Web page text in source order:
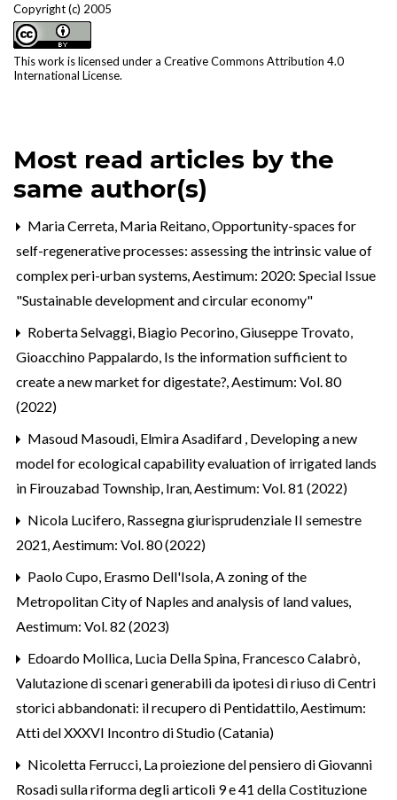
Copyright (c) 2005
This work is licensed under a Creative Commons Attribution 4.0
International License.
Most read articles by the
same author(s)
Maria Cerreta, Maria Reitano,Opportunity-spaces for
self-regenerative processes: assessing the intrinsic value of
complex peri-urban systems,Aestimum: 2020: Special Issue
"Sustainable development and circular economy"
Roberta Selvaggi, Biagio Pecorino, Giuseppe Trovato,
Gioacchino Pappalardo, Is the information sufficient to
create a new market for digestate?,Aestimum: Vol. 80
(2022)
Masoud Masoudi, Elmira Asadifard , Developing a new
model for ecological capability evaluation of irrigated lands
in Firouzabad Township, Iran,Aestimum: Vol. 81 (2022)
Nicola Lucifero, Rassegna giurisprudenziale II semestre
2021,Aestimum: Vol. 80 (2022)
Paolo Cupo, Erasmo Dell'Isola,A zoning of the
Metropolitan City of Naples and analysis of land values,
Aestimum: Vol. 82 (2023)
Edoardo Mollica, Lucia Della Spina, Francesco Calabrò,
Valutazione di scenari generabili da ipotesi di riuso di Centri
storici abbandonati: il recupero di Pentidattilo,Aestimum:
Atti del XXXVI Incontro di Studio (Catania)
Nicoletta Ferrucci, La proiezione del pensiero di Giovanni
Rosadi sulla riforma degli articoli 9 e 41 della Costituzione